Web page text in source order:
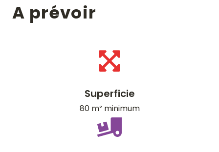
A prévoir
Superficie
80 m² minimum